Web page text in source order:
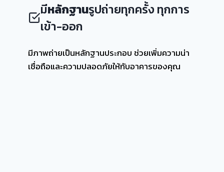
มีหลักฐานรูปถ่ายทุกครั้ง ทุกการ
เข้า-ออก
มีภาพถ่ายเป็นหลักฐานประกอบ ช่วยเพิ่มความน่า
เชื่อถือและความปลอดภัยให้กับอาคารของคุณ